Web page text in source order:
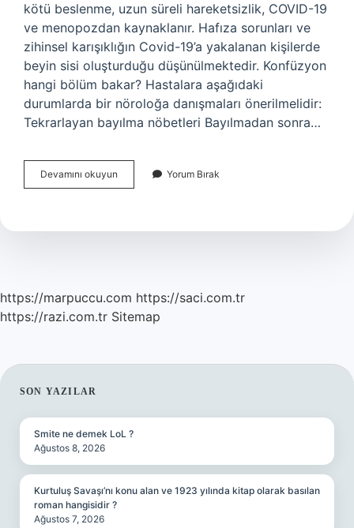
kötü beslenme, uzun süreli hareketsizlik, COVID-19
ve menopozdan kaynaklanır. Hafıza sorunları ve
zihinsel karışıklığın Covid-19’a yakalanan kişilerde
beyin sisi oluşturduğu düşünülmektedir. Konfüzyon
hangi bölüm bakar? Hastalara aşağıdaki
durumlarda bir nöroloğa danışmaları önerilmelidir:
Tekrarlayan bayılma nöbetleri Bayılmadan sonra…
Devamını okuyun Konfüzyon
Neden
Yorum Bırak
https://marpuccu.com https://saci.com.tr
https://razi.com.tr Sitemap
SIDEBAR
SON YAZILAR
Smite ne demek LoL ?
Ağustos 8, 2026
Kurtuluş Savaşı’nı konu alan ve 1923 yılında kitap olarak basılan
roman hangisidir ?
Ağustos 7, 2026